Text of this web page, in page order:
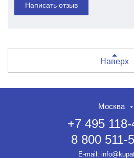
Написать отзыв
Наверх
Москва
+7 495
8 800 511-
E-mail: